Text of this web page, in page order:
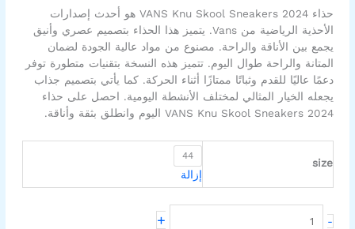
حذاء VANS Knu Skool Sneakers 2024 هو أحدث إصدارات
الأحذية الرياضية من Vans. يتميز هذا الحذاء بتصميم عصري وأنيق
يجمع بين الأناقة والراحة. مصنوع من مواد عالية الجودة لضمان
المتانة والراحة طوال اليوم. تتميز هذه النسخة بتقنيات متطورة توفر
دعمًا عاليًا للقدم وثباتًا ممتازًا أثناء الحركة. كما يأتي بتصميم جذاب
يجعله الخيار المثالي لمختلف الأنشطة اليومية. احصل على حذاء
VANS Knu Skool Sneakers 2024 اليوم وانطلق بثقة وأناقة.
size
44
إزالة
-
Black&Pinq
+